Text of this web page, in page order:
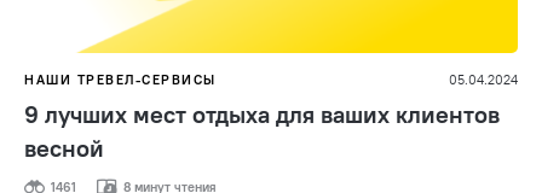
НАШИ ТРЕВЕЛ-СЕРВИСЫ 05.04.2024
9 лучших мест отдыха для ваших клиентов
весной
1461 8 минут чтения